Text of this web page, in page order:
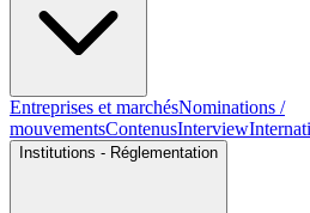
Entreprises et marchésNominations /
mouvementsContenusInterview
Institutions - Réglementation